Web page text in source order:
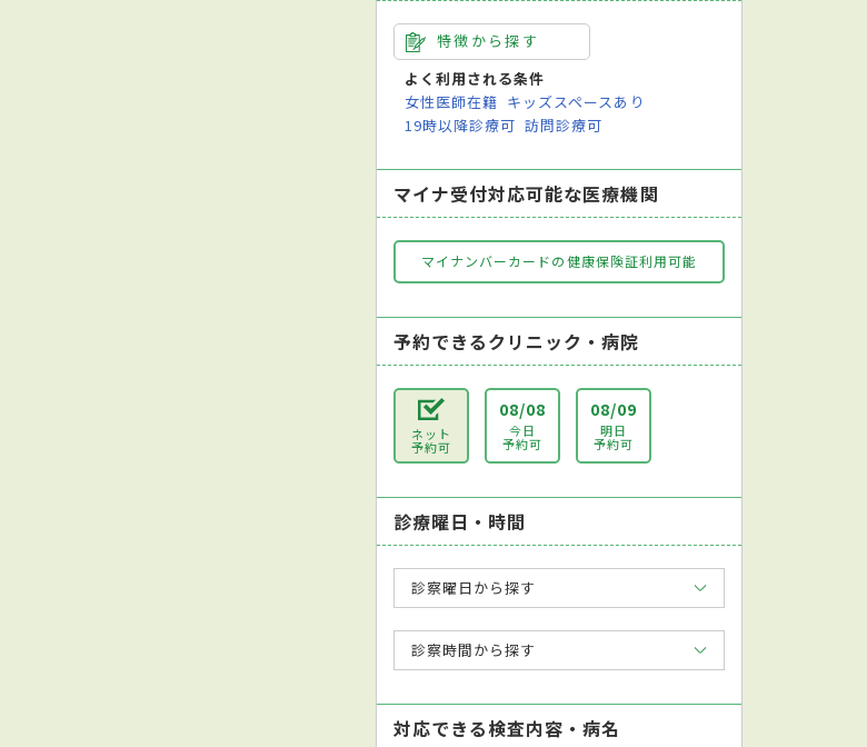
特徴から探す
よく利用される条件
女性医師在籍 キッズスペースあり
19時以降診療可 訪問診療可
マイナ受付対応可能な医療機関
マイナンバーカードの健康保険証利用可能
予約できるクリニック・病院
ネット
予約可
08/08
今日
予約可
08/09
明日
予約可
診療曜日・時間
診察曜日から探す
診察時間から探す
対応できる検査内容・病名